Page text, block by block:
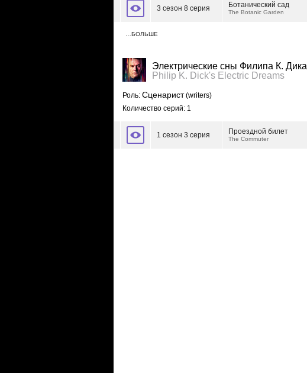
3 сезон 8 серия Ботанический сад
The Botanic Garden
…БОЛЬШЕ
Электрические сны Филипа К. Дика
Philip K. Dick's Electric Dreams
Роль: Сценарист(writers)
Количество серий: 1
1 сезон 3 серия Проездной билет
The Commuter